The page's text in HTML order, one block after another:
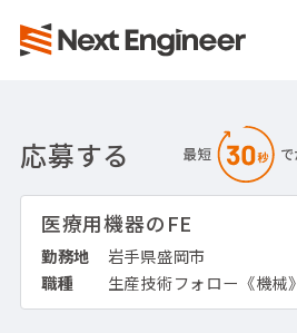
応募する
医療用機器のFE
勤務地
岩手県盛岡市
職種
生産技術フォロー《機械》